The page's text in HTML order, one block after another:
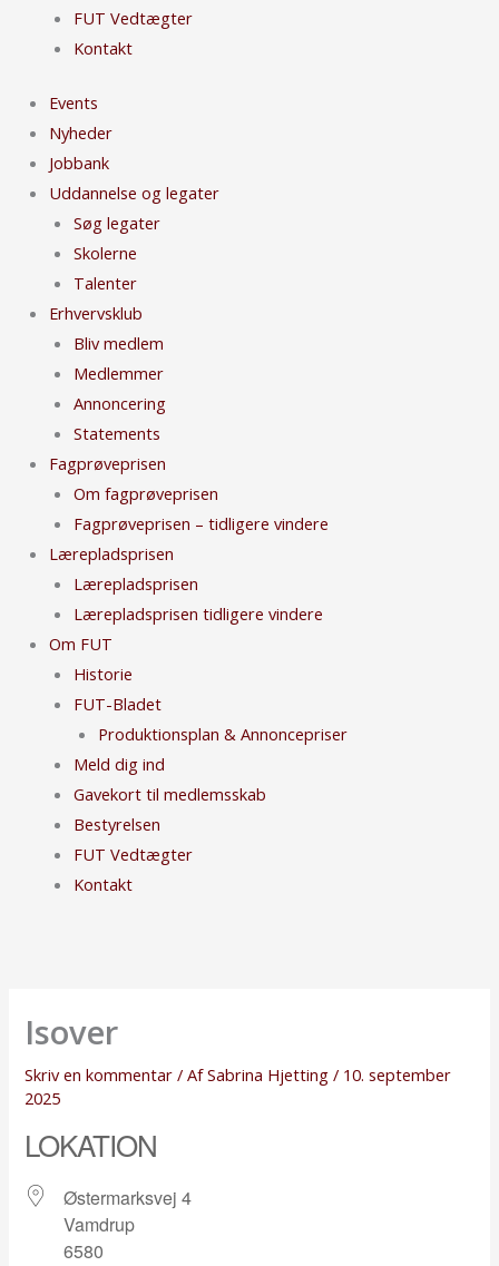
FUT Vedtægter
Kontakt
Events
Nyheder
Jobbank
Uddannelse og legater
Søg legater
Skolerne
Talenter
Erhvervsklub
Bliv medlem
Medlemmer
Annoncering
Statements
Fagprøveprisen
Om fagprøveprisen
Fagprøveprisen – tidligere vindere
Lærepladsprisen
Lærepladsprisen
Lærepladsprisen tidligere vindere
Om FUT
Historie
FUT-Bladet
Produktionsplan & Annoncepriser
Meld dig ind
Gavekort til medlemsskab
Bestyrelsen
FUT Vedtægter
Kontakt
Isover
Skriv en kommentar / AfSabrina Hjetting/ 10. september
2025
LOKATION
Østermarksvej 4
Vamdrup
6580